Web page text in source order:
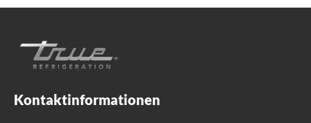
Kontaktinformationen